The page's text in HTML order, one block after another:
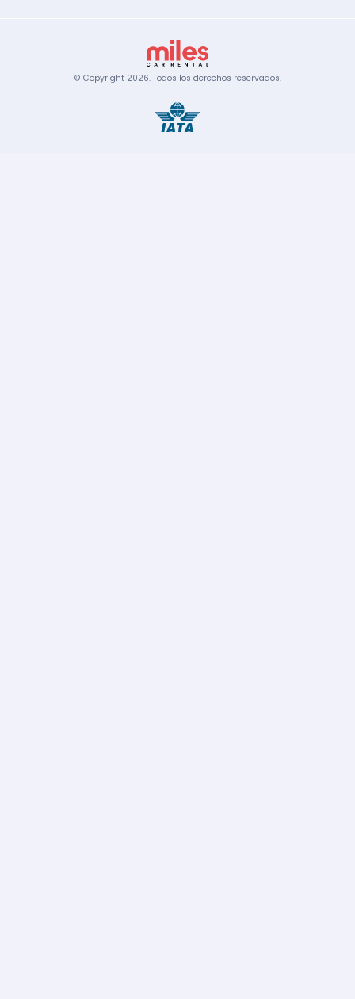
© Copyright 2026. Todos los derechos reservados.